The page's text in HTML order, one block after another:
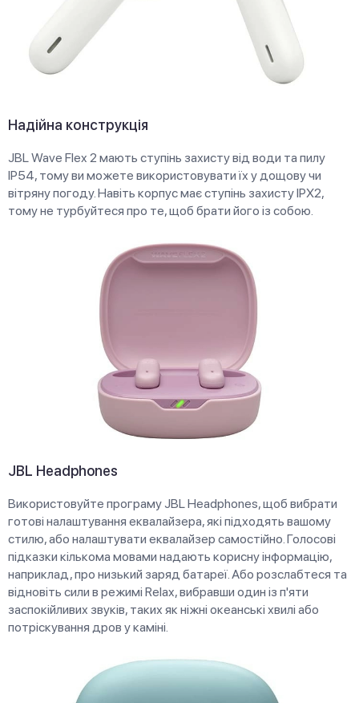
Надійна конструкція
JBL Wave Flex 2 мають ступінь захисту від води та пилу
IP54, тому ви можете використовувати їх у дощову чи
вітряну погоду. Навіть корпус має ступінь захисту IPX2,
тому не турбуйтеся про те, щоб брати його із собою.
JBL Headphones
Використовуйте програму JBL Headphones, щоб вибрати
готові налаштування еквалайзера, які підходять вашому
стилю, або налаштувати еквалайзер самостійно. Голосові
підказки кількома мовами надають корисну інформацію,
наприклад, про низький заряд батареї. Або розслабтеся та
відновіть сили в режимі Relax, вибравши один із п'яти
заспокійливих звуків, таких як ніжні океанські хвилі або
потріскування дров у каміні.